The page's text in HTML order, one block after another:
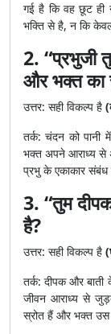
गई है कि वह छूट ही
भक्ति से है, न कि
2. “प्रभुजी
और भक्त का
उत्तर: सही विकल्प है
तर्क: चंदन को पानी
भक्त अपने आराध्य से
प्रभु के एकाकार
3. “तुम
है?
उत्तर: सही विकल्प है
तर्क: दीपक और
जीवन आराध्य से
स्रोत हैं और भक्त उस